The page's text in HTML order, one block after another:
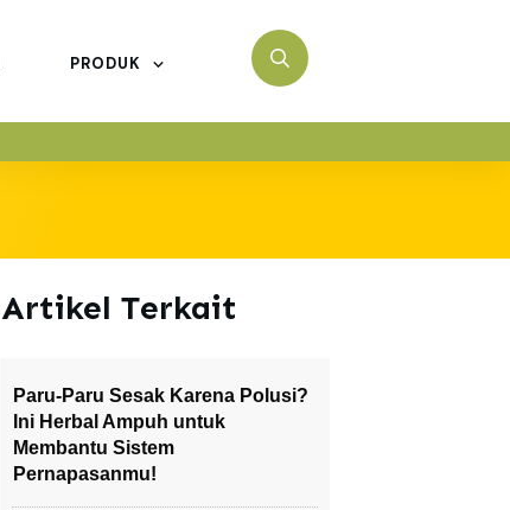
PRODUK
Artikel Terkait
Paru-Paru Sesak Karena Polusi?
Ini Herbal Ampuh untuk
Membantu Sistem
Pernapasanmu!